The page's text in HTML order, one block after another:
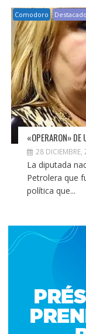
Comodoro Destacado
«OPERARON» DE
28 DICIEMBRE,
La diputada
Petrolera que
política que...